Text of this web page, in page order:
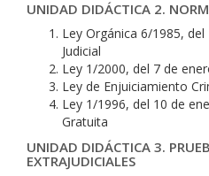
UNIDAD DIDÁCTICA 2.
Ley Orgánica 6/1985,
Judicial
Ley 1/2000, del 7 de
Ley de Enjuiciamiento
Ley 1/1996, del 10 de
Gratuita
UNIDAD DIDÁCTICA 3.
EXTRAJUDICIALES